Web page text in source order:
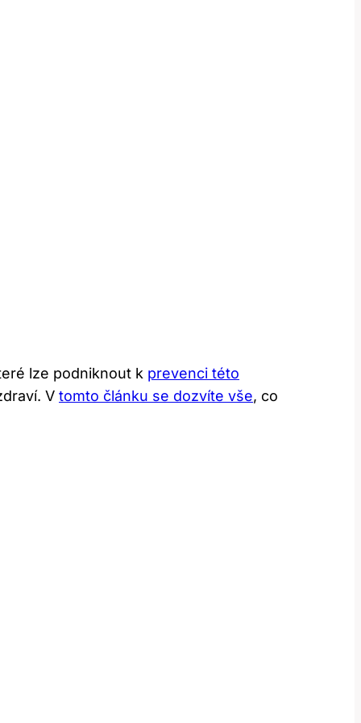
lze podniknout k prevenci této
V tomto článku se dozvíte vše, co